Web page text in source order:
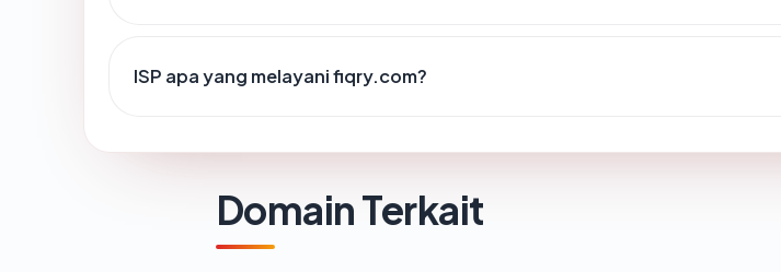
ISP apa yang melayani fiqry.com?
Domain Terkait